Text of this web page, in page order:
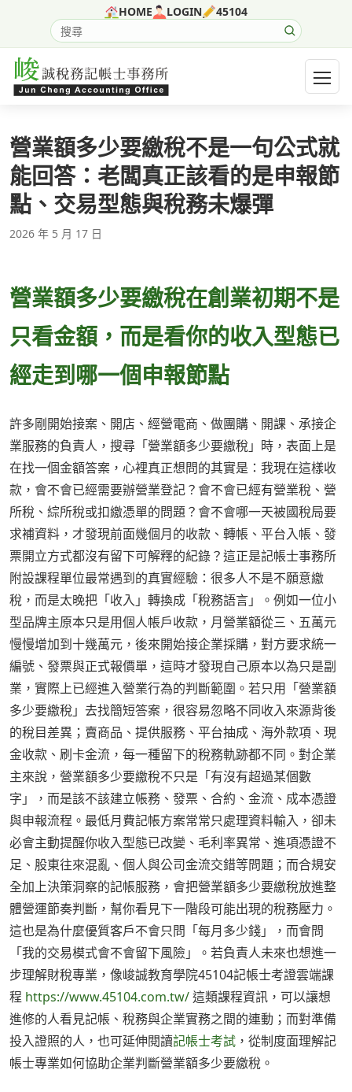
HOME LOGIN 45104
搜尋網站內容
開啟
營業額多少要繳稅不是一句公式就
能回答：老闆真正該看的是申報節
點、交易型態與稅務未爆彈
2026 年 5 月 17 日
營業額多少要繳稅在創業初期不是
只看金額，而是看你的收入型態已
經走到哪一個申報節點
許多剛開始接案、開店、經營電商、做團購、開課、承接企
業服務的負責人，搜尋「營業額多少要繳稅」時，表面上是
在找一個金額答案，心裡真正想問的其實是：我現在這樣收
款，會不會已經需要辦營業登記？會不會已經有營業稅、營
所稅、綜所稅或扣繳憑單的問題？會不會哪一天被國稅局要
求補資料，才發現前面幾個月的收款、轉帳、平台入帳、發
票開立方式都沒有留下可解釋的紀錄？這正是記帳士事務所
附設課程單位最常遇到的真實經驗：很多人不是不願意繳
稅，而是太晚把「收入」轉換成「稅務語言」。例如一位小
型品牌主原本只是用個人帳戶收款，月營業額從三、五萬元
慢慢增加到十幾萬元，後來開始接企業採購，對方要求統一
編號、發票與正式報價單，這時才發現自己原本以為只是副
業，實際上已經進入營業行為的判斷範圍。若只用「營業額
多少要繳稅」去找簡短答案，很容易忽略不同收入來源背後
的稅目差異；賣商品、提供服務、平台抽成、海外款項、現
金收款、刷卡金流，每一種留下的稅務軌跡都不同。對企業
主來說，營業額多少要繳稅不只是「有沒有超過某個數
字」，而是該不該建立帳務、發票、合約、金流、成本憑證
與申報流程。最低月費記帳方案常常只處理資料輸入，卻未
必會主動提醒你收入型態已改變、毛利率異常、進項憑證不
足、股東往來混亂、個人與公司金流交錯等問題；而合規安
全加上決策洞察的記帳服務，會把營業額多少要繳稅放進整
體營運節奏判斷，幫你看見下一階段可能出現的稅務壓力。
這也是為什麼優質客戶不會只問「每月多少錢」，而會問
「我的交易模式會不會留下風險」。若負責人未來也想進一
步理解財稅專業，像峻誠教育學院45104記帳士考證雲端課
程 https://www.45104.com.tw/這類課程資訊，可以讓想
進修的人看見記帳、稅務與企業實務之間的連動；而對準備
投入證照的人，也可延伸閱讀記帳士考試 ，從制度面理解記
帳士專業如何協助企業判斷營業額多少要繳稅。